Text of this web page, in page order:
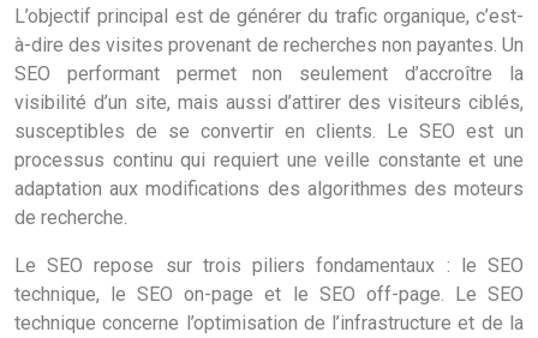
L’objectif principal est de générer du trafic organique, c’est-
à-dire des visites provenant de recherches non payantes. Un
SEO performant permet non seulement d’accroître la
visibilité d’un site, mais aussi d’attirer des visiteurs ciblés,
susceptibles de se convertir en clients. Le SEO est un
processus continu qui requiert une veille constante et une
adaptation aux modifications des algorithmes des moteurs
de recherche.
Le SEO repose sur trois piliers fondamentaux : le SEO
technique, le SEO on-page et le SEO off-page. Le SEO
technique concerne l’optimisation de l’infrastructure et de la